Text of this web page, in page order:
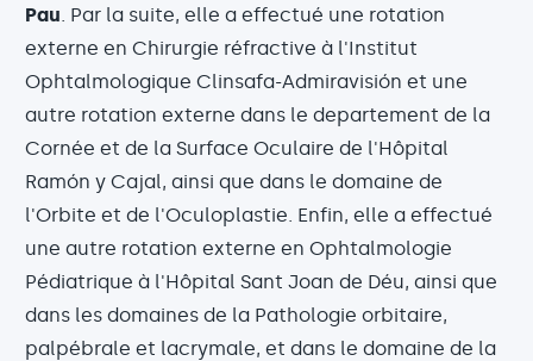
Pau. Par la suite, elle a effectué une rotation
externe en Chirurgie réfractive à l'Institut
Ophtalmologique Clinsafa-Admiravisión et une
autre rotation externe dans le departement de la
Cornée et de la Surface Oculaire de l'Hôpital
Ramón y Cajal, ainsi que dans le domaine de
l'Orbite et de l'Oculoplastie. Enfin, elle a effectué
une autre rotation externe en Ophtalmologie
Pédiatrique à l'Hôpital Sant Joan de Déu, ainsi que
dans les domaines de la Pathologie orbitaire,
palpébrale et lacrymale, et dans le domaine de la